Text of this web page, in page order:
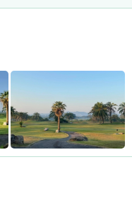
프다이제스트가 선정한 세계
가 직접 설계하였습니다.
램대회 중 하나가 된 PGA,
니다.
있는 리조트는 마치 한폭의 그
함을 느끼실 수 있습니다.